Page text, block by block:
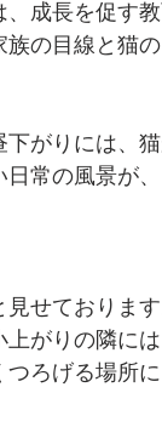
成長を促す
の目線と猫
がりには、
常の風景が
せておりま
がりの隣に
ろげる場所